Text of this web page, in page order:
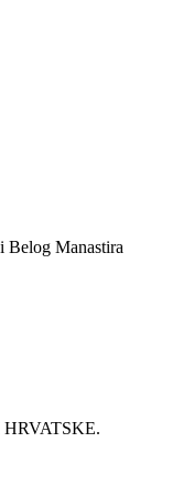
Manastira